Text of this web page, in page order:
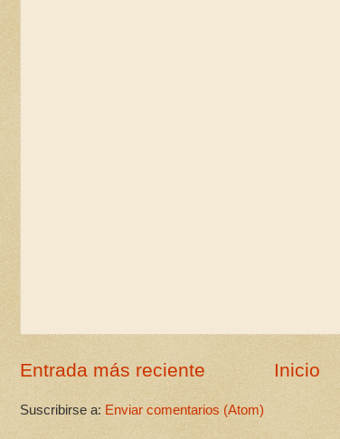
Entrada más reciente Inicio
Suscribirse a: Enviar comentarios (Atom)